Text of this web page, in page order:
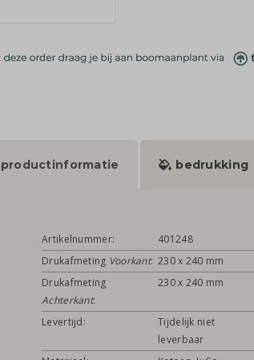
productinformatie bedrukking
Artikelnummer:
401248
Drukafmeting Voorkant: 230 x 240 mm
Drukafmeting
Achterkant:
230 x 240 mm
Levertijd:
Tijdelijk niet
leverbaar